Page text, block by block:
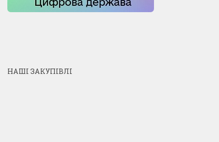
НАШІ ЗАКУПІВЛІ